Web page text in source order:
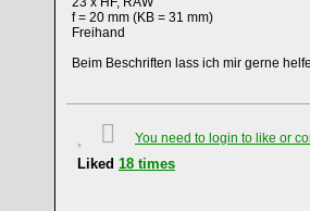
f = 20 mm (KB = 31 mm)
Freihand
Beim Beschriften lass ich mir gerne
You need to login to like or
Liked 18 times